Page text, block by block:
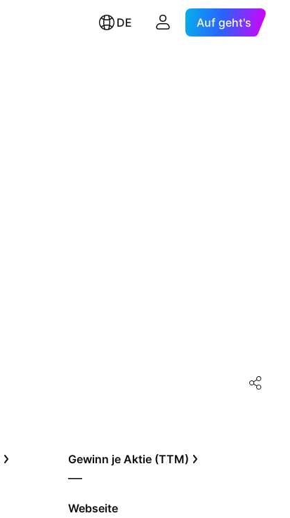
DE Auf geht's
Gewinn je Aktie (TTM)
—
Webseite